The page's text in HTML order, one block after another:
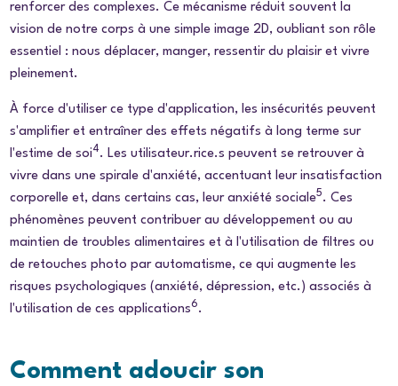
renforcer des complexes. Ce mécanisme réduit souvent la
vision de notre corps à une simple image 2D, oubliant son rôle
essentiel : nous déplacer, manger, ressentir du plaisir et vivre
pleinement.
À force d'utiliser ce type d'application, les insécurités peuvent
s'amplifier et entraîner des effets négatifs à long terme sur
l'estime de soi4. Les utilisateur.rice.s peuvent se retrouver à
vivre dans une spirale d'anxiété, accentuant leur insatisfaction
corporelle et, dans certains cas, leur anxiété sociale5. Ces
phénomènes peuvent contribuer au développement ou au
maintien de troubles alimentaires et à l'utilisation de filtres ou
de retouches photo par automatisme, ce qui augmente les
risques psychologiques (anxiété, dépression, etc.) associés à
l'utilisation de ces applications6.
Comment adoucir son